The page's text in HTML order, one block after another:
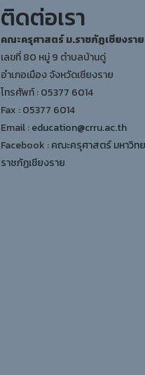
ติดต่อเรา
คณะครุศาสตร์ ม.ราชภัฏเชียงราย
เลขที่ 80 หมู่ 9 ตำบลบ้านดู่
อำเภอเมือง จังหวัดเชียงราย
โทรศัพท์ : 05377 6014
Fax : 05377 6014
Email :education@crru.ac.th
Facebook :คณะครุศาสตร์ มหาวิท
ราชภัฏเชียงราย